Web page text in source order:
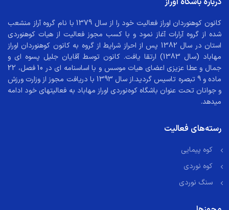
کانون کوهنوردان اوراز فعالیت خود را از سال 1379 با نام گروه آراز منشعب
شده از گروه آرارات آغاز نمود و با کسب مجوز فعالیت از هیات کوهنوردی
استان در سال 1382 پس از احراز شرایط از گروه به کانون کوهنوردان اوراز
مهاباد (سال 1383) ارتقا یافت. کانون توسط آقایان جلیل پسوه ای و
جمال و عطا عزیزی اعضای هیات موسس و با اساسنامه ای در 10 فصل، 22
ماده و 9 تبصره تاسیس گردید.از سال 1393 با دریافت مجوز از وزارت ورزش
و جوانان تحت عنوان باشگاه کوه‌نوردی اوراز مهاباد به فعالیتهای خود ادامه
میدهد.
رسته‌های فعالیت
کوه پیمایی
کوه نوردی
سنگ نوردی